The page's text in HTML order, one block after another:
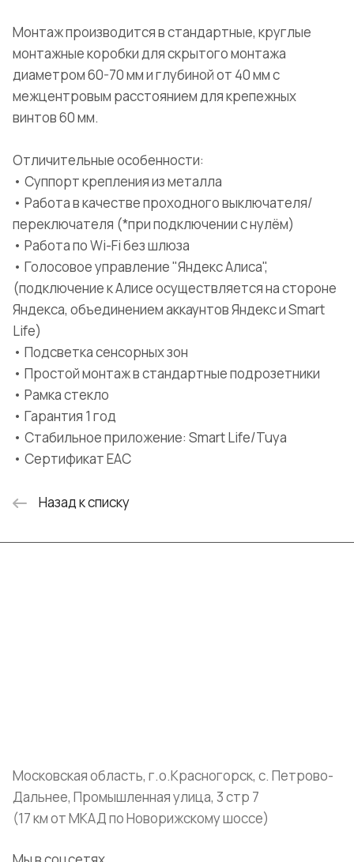
Монтаж производится в стандартные, круглые
монтажные коробки для скрытого монтажа
диаметром 60-70 мм и глубиной от 40 мм с
межцентровым расстоянием для крепежных
винтов 60 мм.
Отличительные особенности:
• Суппорт крепления из металла
• Работа в качестве проходного выключателя/
переключателя (*при подключении с нулём)
• Работа по Wi-Fi без шлюза
• Голосовое управление "Яндекс Алиса",
(подключение к Алисе осуществляется на стороне
Яндекса, объединением аккаунтов Яндекс и Smart
Life)
• Подсветка сенсорных зон
• Простой монтаж в стандартные подрозетники
• Рамка стекло
• Гарантия 1 год
• Стабильное приложение: Smart Life/Tuya
• Сертификат EAC
Назад к списку
Московская область, г.о.Красногорск, с. Петрово-
Дальнее, Промышленная улица, 3 стр 7
(17 км от МКАД по Новорижскому шоссе)